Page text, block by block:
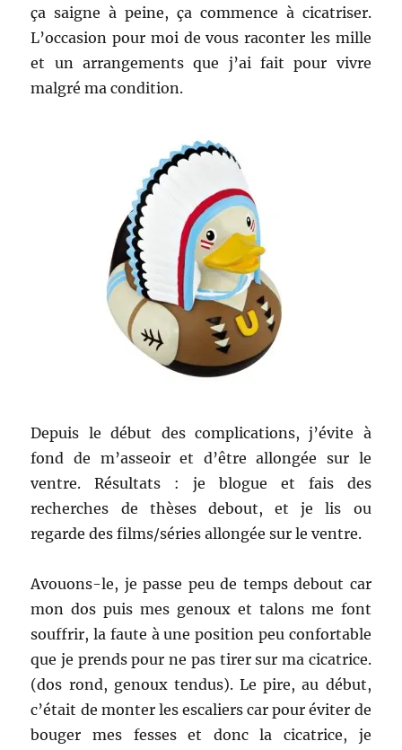
ça saigne à peine, ça commence àcicatriser.
L’occasion pour moi de vous raconter les mille
et un arrangements que j’ai fait pour vivre
malgré ma condition.
Depuis le début des complications, j’évite à
fond de m’asseoir et d’être allongée sur le
ventre. Résultats : je blogue et fais des
recherches de thèses debout, et je lis ou
regarde des films/séries allongée sur le ventre.
Avouons-le, je passe peu de temps debout car
mon dos puis mes genoux et talons me font
souffrir, la faute à une position peu confortable
que je prends pour ne pas tirer sur ma cicatrice.
(dos rond, genoux tendus). Le pire, au début,
c’était de monter les escaliers car pour éviter de
bouger mes fesses et donc la cicatrice, je